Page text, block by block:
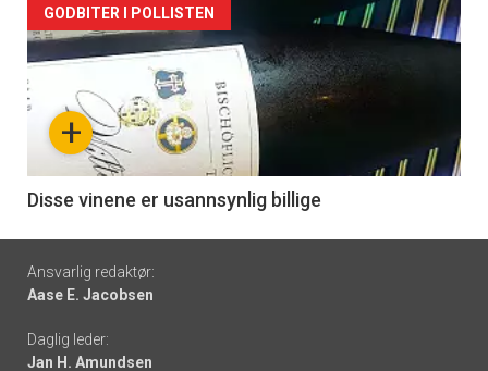
Forsiden
akkurat
nå
6
+
GODBITER I POLLISTEN
Disse vinene er usannsynlig billige
Footer
-
links
Ansvarlig redaktør:
Aase E. Jacobsen
Daglig leder:
Jan H. Amundsen